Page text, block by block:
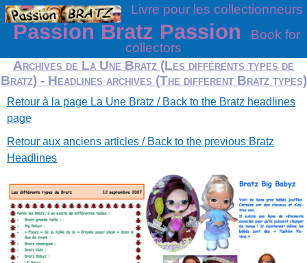
Livre pour les collectionneurs
Passion Bratz Passion
Book for
collectors
Archives de La Une Bratz (Les différents types de
Bratz) - Headlines archives (The different Bratz types)
Retour à la page La Une Bratz / Back to the Bratz headlines
page
Retour aux anciens articles / Back to the previous Bratz
Headlines